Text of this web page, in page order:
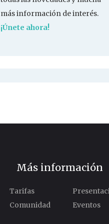
más información de interés.
¡Únete ahora!
Más información
Tarifas
Comunidad
Eventos